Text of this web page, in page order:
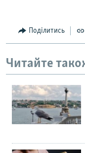
Поділитись
Читайте